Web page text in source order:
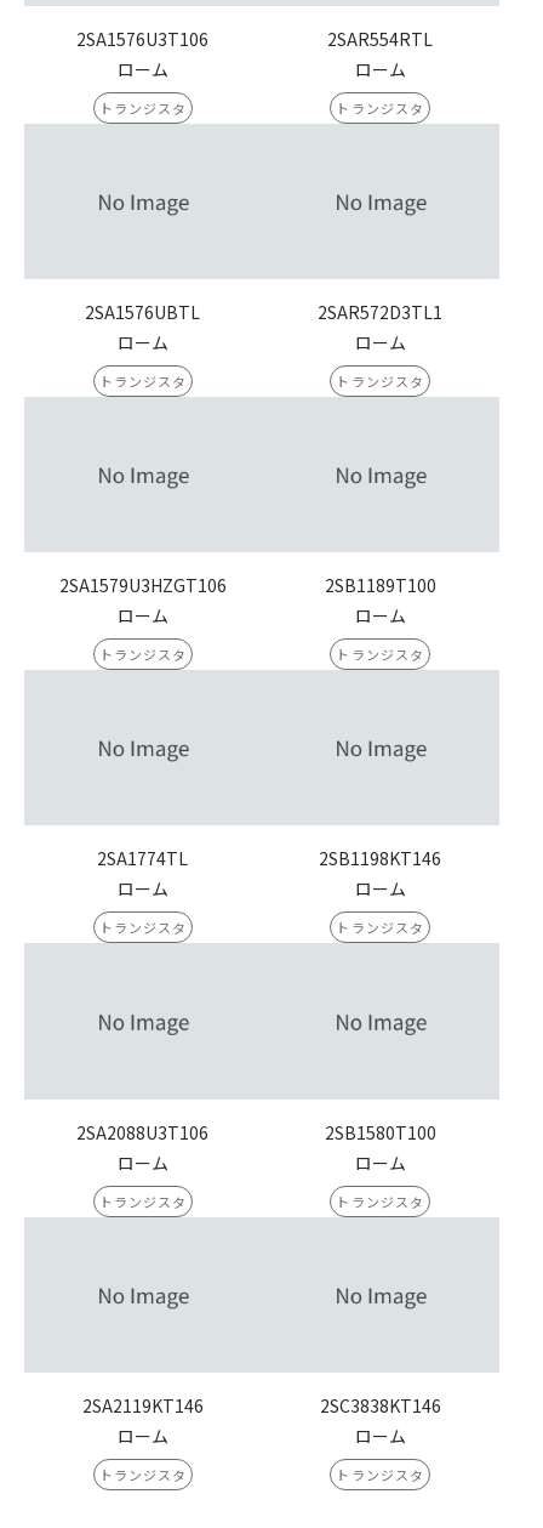
2SA1576U3T106
ローム
トランジスタ
2SAR554RTL
ローム
トランジスタ
2SA1576UBTL
ローム
トランジスタ
2SAR572D3TL1
ローム
トランジスタ
2SA1579U3HZGT106
ローム
トランジスタ
2SB1189T100
ローム
トランジスタ
2SA1774TL
ローム
トランジスタ
2SB1198KT146
ローム
トランジスタ
2SA2088U3T106
ローム
トランジスタ
2SB1580T100
ローム
トランジスタ
2SA2119KT146
ローム
トランジスタ
2SC3838KT146
ローム
トランジスタ